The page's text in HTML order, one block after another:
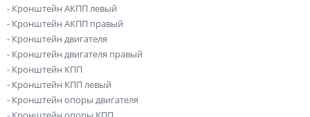
- Кронштейн АКПП левый
- Кронштейн АКПП правый
- Кронштейн двигателя
- Кронштейн двигателя правый
- Кронштейн КПП
- Кронштейн КПП левый
- Кронштейн опоры двигателя